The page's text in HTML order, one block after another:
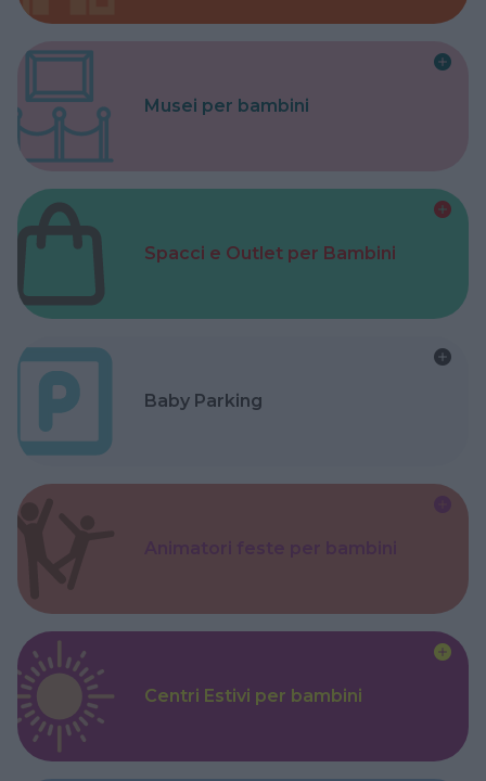
Musei per bambini
Spacci e Outlet per Bambini
Baby Parking
Centri Estivi per bambini